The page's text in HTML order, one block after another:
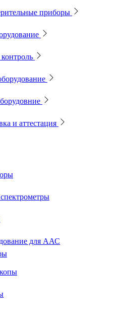
приборы
и аттестация
для ААС